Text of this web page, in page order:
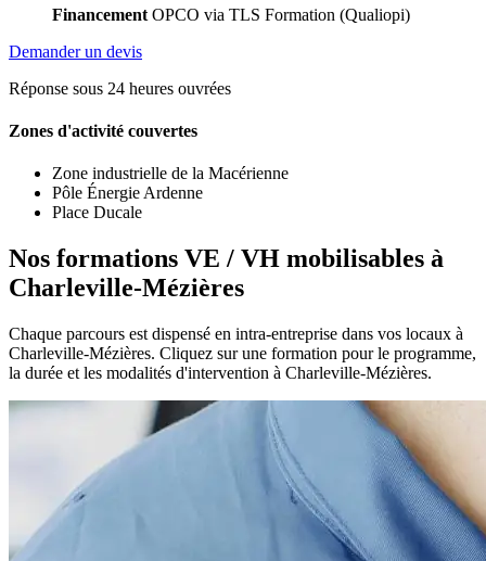
Financement OPCO via TLS Formation (Qualiopi)
Demander un devis
Réponse sous 24 heures ouvrées
Zones d'activité couvertes
Zone industrielle de la Macérienne
Pôle Énergie Ardenne
Place Ducale
Nos formations VE / VH mobilisables à
Charleville-Mézières
Chaque parcours est dispensé en intra-entreprise dans vos locaux à
Charleville-Mézières. Cliquez sur une formation pour le programme,
la durée et les modalités d'intervention à Charleville-Mézières.